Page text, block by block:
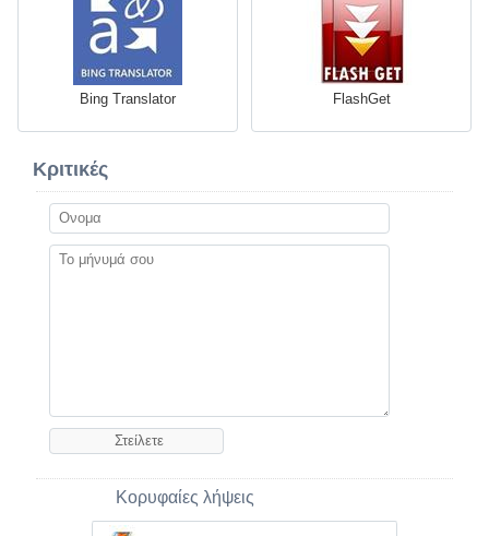
Bing Translator FlashGet
Κριτικές
Κορυφαίες λήψεις